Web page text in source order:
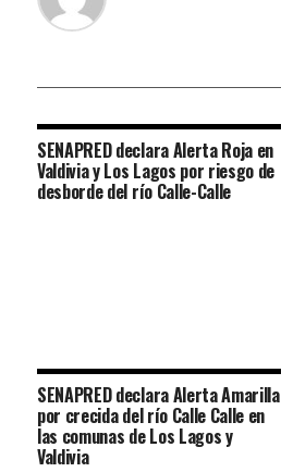
SENAPRED declara Alerta Roja en
Valdivia y Los Lagos por riesgo de
desborde del río Calle-Calle
SENAPRED declara Alerta Amarilla
por crecida del río Calle Calle en
las comunas de Los Lagos y
Valdivia